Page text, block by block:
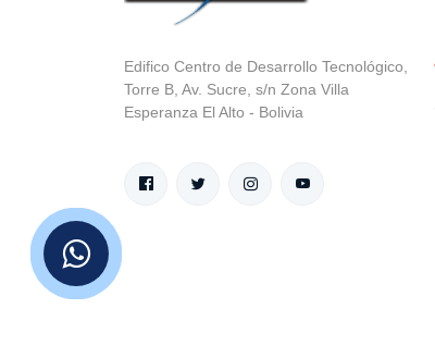
Edifico Centro de Desarrollo Tecnológico,
Torre B, Av. Sucre, s/n Zona Villa
Esperanza El Alto - Bolivia